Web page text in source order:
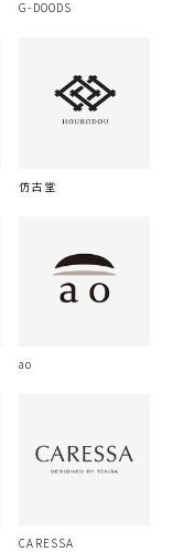
G-DOODS
仿古堂
ao
CARESSA